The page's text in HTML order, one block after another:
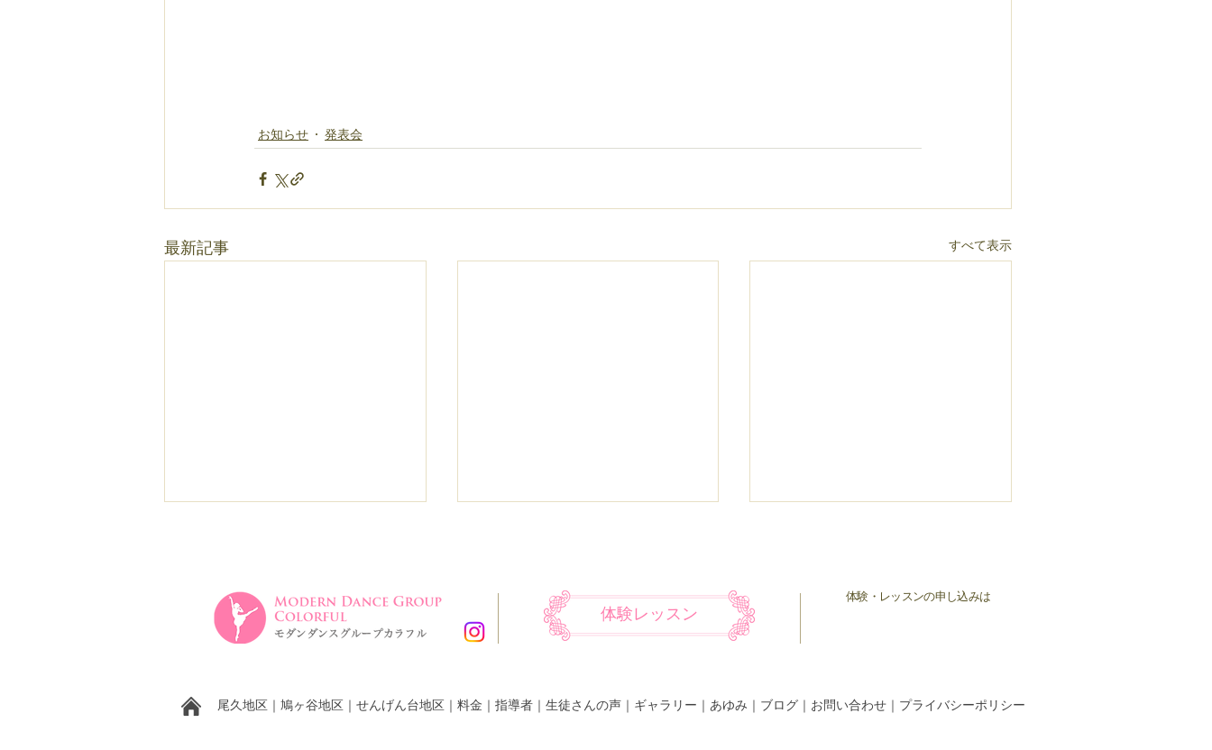
お知らせ 発表会
最新記事 すべて表示
舞台のお知らせです。
体験レッスン
体験・レッスンの申し込みは
尾久地区 鳩ヶ谷地区 せんげん台地区 料金 指導者 生徒さんの声 ギャラリー あゆみ ブログ お問い合わせ プライバシーポリシー